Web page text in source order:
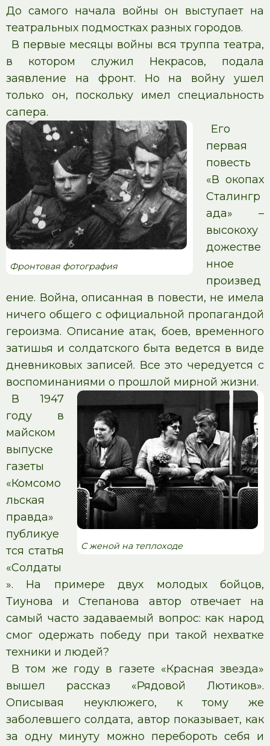
До самого начала войны он выступает на
театральных подмостках разных городов.
В первые месяцы войны вся труппа театра,
в котором служил Некрасов, подала
заявление на фронт. Но на войну ушел
только он, поскольку имел специальность
сапера.
Фронтовая фотография
Его
первая
повесть
«В окопах
Сталингр
ада» –
высокоху
дожестве
нное
произвед
ение. Война, описанная в повести, не имела
ничего общего с официальной пропагандой
героизма. Описание атак, боев, временного
затишья и солдатского быта ведется в виде
дневниковых записей. Все это чередуется с
воспоминаниями о прошлой мирной жизни.
С женой на теплоходе
В 1947
году в
майском
выпуске
газеты
«Комсомо
льская
правда»
публикуе
тся статья
«Солдаты
». На примере двух молодых бойцов,
Тиунова и Степанова автор отвечает на
самый часто задаваемый вопрос: как народ
смог одержать победу при такой нехватке
техники и людей?
В том же году в газете «Красная звезда»
вышел рассказ «Рядовой Лютиков».
Описывая неуклюжего, к тому же
заболевшего солдата, автор показывает, как
за одну минуту можно перебороть себя и